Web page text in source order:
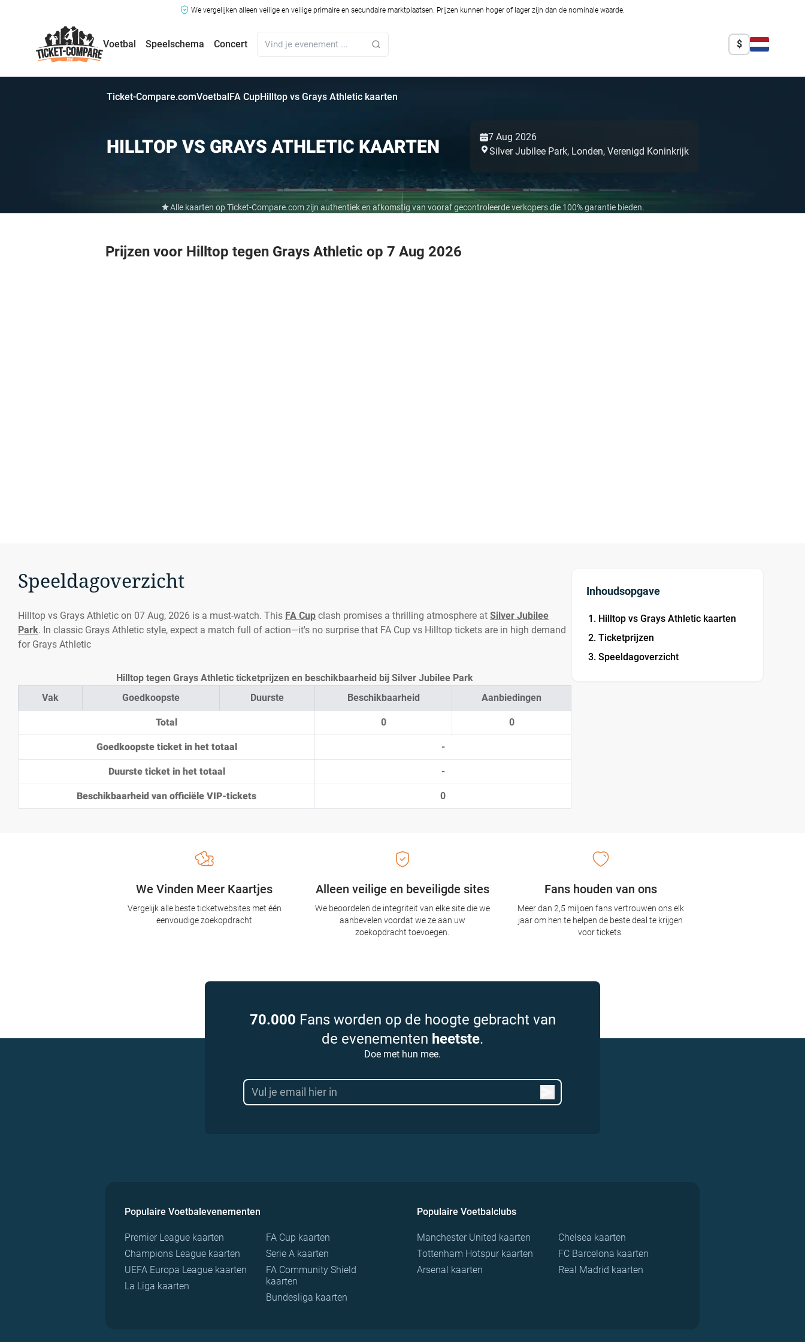
We vergelijken alleen veilige en veilige primaire en secundaire marktplaatsen. Prijzen kunnen hoger of lager zijn dan de nominale waarde.
Voetbal Speelschema Concert $
Ticket-Compare.comVoetbalFA CupHilltop vs Grays Athletic kaarten
HILLTOP VS GRAYS ATHLETIC KAARTEN
7 Aug 2026
Silver Jubilee Park, Londen, Verenigd Koninkrijk
Alle kaarten op Ticket-Compare.com zijn authentiek en afkomstig van vooraf gecontroleerde verkopers die 100% garantie bieden.
Prijzen voor Hilltop tegen Grays Athletic op 7 Aug 2026
Speeldagoverzicht
Hilltop vs Grays Athletic on 07 Aug, 2026 is a must-watch. This FA Cup clash promises a thrilling atmosphere at Silver Jubilee
Park. In classic Grays Athletic style, expect a match full of action—it's no surprise that FA Cup vs Hilltop tickets are in high demand
for Grays Athletic
Vak Goedkoopste Duurste Beschikbaarheid Aanbiedingen
Total 0 0
Goedkoopste ticket in het totaal -
Duurste ticket in het totaal -
Beschikbaarheid van officiële VIP-tickets 0
Hilltop tegen Grays Athletic ticketprijzen en beschikbaarheid bij Silver Jubilee Park
Inhoudsopgave
Hilltop vs Grays Athletic kaarten
Ticketprijzen
Speeldagoverzicht
Alleen veilige en beveiligde sites
We beoordelen de integriteit van elke site die we
aanbevelen voordat we ze aan uw
zoekopdracht toevoegen.
We Vinden Meer Kaartjes
Vergelijk alle beste ticketwebsites met één
eenvoudige zoekopdracht
Fans houden van ons
Meer dan 2,5 miljoen fans vertrouwen ons elk
jaar om hen te helpen de beste deal te krijgen
voor tickets.
70.000 Fans worden op de hoogte gebracht van
de evenementen heetste.
Doe met hun mee.
Populaire Voetbalevenementen
Premier League kaarten
Champions League kaarten
UEFA Europa League kaarten
La Liga kaarten
FA Cup kaarten
Serie A kaarten
FA Community Shield
kaarten
Bundesliga kaarten
Populaire Voetbalclubs
Manchester United kaarten
Tottenham Hotspur kaarten
Arsenal kaarten
Chelsea kaarten
FC Barcelona kaarten
Real Madrid kaarten